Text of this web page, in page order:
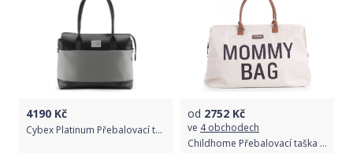
4190 Kč
Cybex Platinum Přebalovací taška malá Soho Grey | mid grey 2022
od 2752 Kč
ve 4 obchodech
Childhome Přebalovací taška Mommy Bag Off White